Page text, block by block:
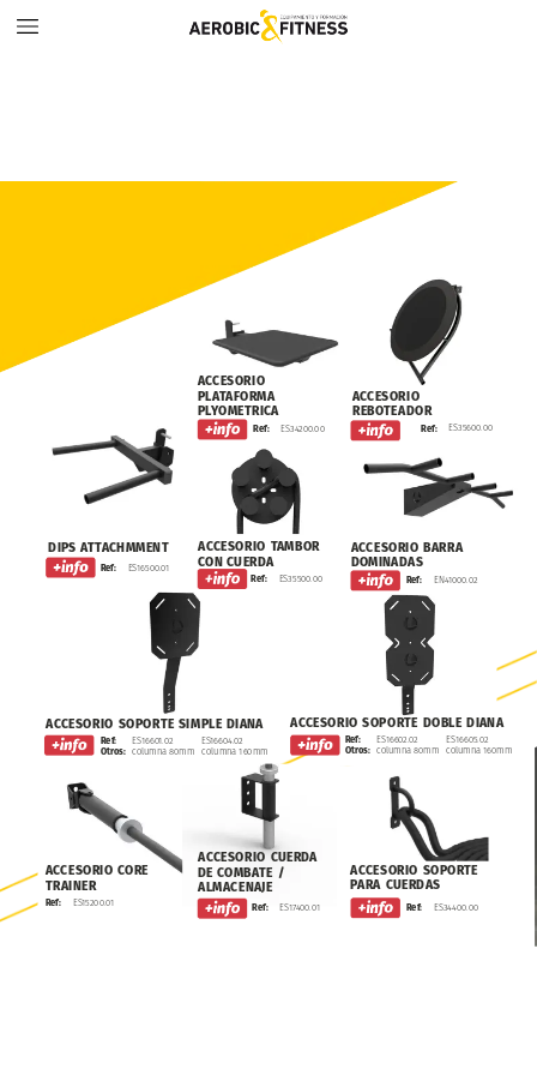
ACCESORIO BARRA
DOMINADAS
Ref: EN41000.02
DIPS ATTACHMMENT
Ref: ES16500.01
ACCESORIO TAMBOR
CON CUERDA
Ref: ES35500.00
Ref:
Otros:
ES16601.02
ES16604.02
columna 80mm columna 160mm
ACCESORIO CORE
TRAINER
Ref: ES15200.01
ACCESORIO SOPORTE
PARA CUERDAS
Ref: ES34400.00
ACCESORIO CUERDA
DE COMBATE /
ALMACENAJE
Ref: ES17400.01
ACCESORIO
PLATAFORMA
PLYOMETRICA
Ref: ES34200.00
ACCESORIO
REBOTEADOR
Ref: ES35600.00
ACCESORIO SOPORTE SIMPLE DIANA
Ref:
Otros:
ES16602.02 ES16605.02
columna 80mm columna 160mm
ACCESORIO SOPORTE DOBLE DIANA